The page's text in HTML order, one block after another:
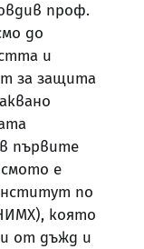
проф.
до
и
за защита
първите
е
по
която
от дъжд и